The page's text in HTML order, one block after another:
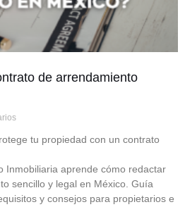
de arrendamiento
tu propiedad con un contrato
Inmobiliaria aprende cómo redactar
sencillo y legal en México. Guía
y consejos para propietarios e